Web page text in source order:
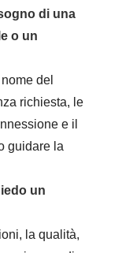
di una
o un
del
richiesta, le
e il
guidare la
un
la qualità,